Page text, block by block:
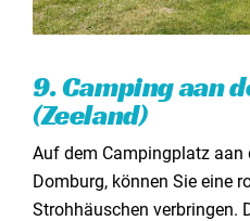
9. Camping aan
(Zeeland)
Auf dem Campingplatz aan
Domburg, können Sie eine
Strohhäuschen verbringen.